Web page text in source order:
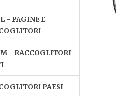
- PAGINE E
- RACCOGLITORI
PAESI